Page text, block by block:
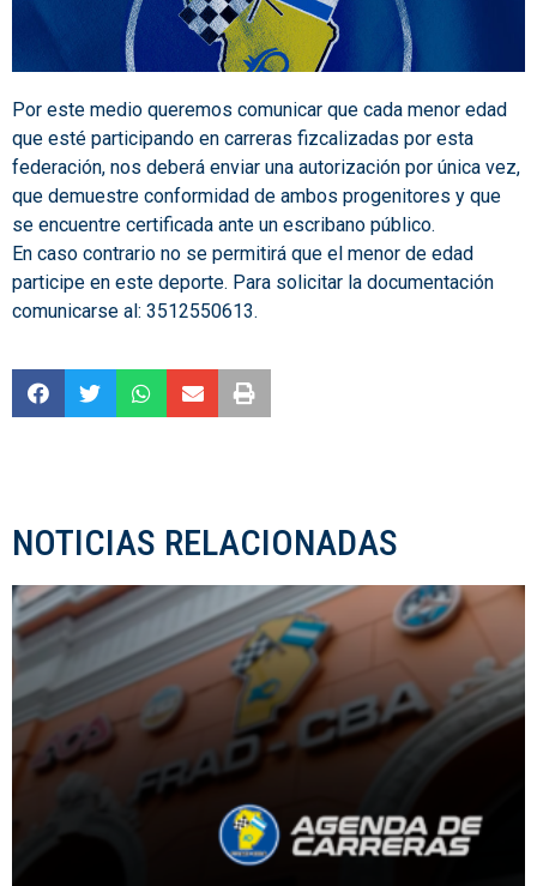
Por este medio queremos comunicar que cada menor edad
que esté participando en carreras fizcalizadas por esta
federación, nos deberá enviar una autorización por única vez,
que demuestre conformidad de ambos progenitores y que
se encuentre certificada ante un escribano público.
En caso contrario no se permitirá que el menor de edad
participe en este deporte. Para solicitar la documentación
comunicarse al: 3512550613.
NOTICIAS RELACIONADAS